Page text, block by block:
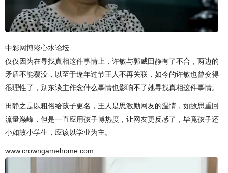
中彩网博彩心水论坛
仅仅因为在寻找真相这件事情上，许敏与郭威田静有了不合，两边的
矛盾不能覆没，以至于逢年过节王人不再关联，如今的许敏也曾变得
很理性了，别东谈主作念什么事情也影响不了她寻找真相这件事情。
田静之是以粗俗给孩子更名，王人是思激励网友的温情，如故思重回
流量巅峰，但是一直应用孩子博热度，让网友更反感了，毕竟孩子还
小如故小学生，应该以学业为主。
www.crowngamehome.com